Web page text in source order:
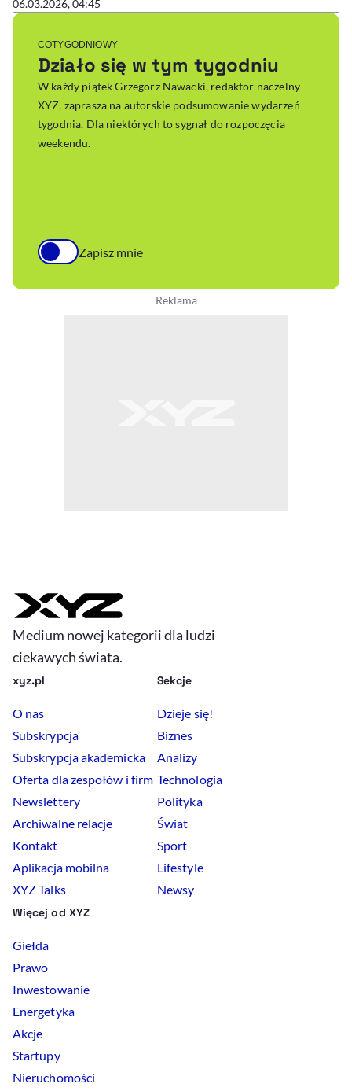
06.03.2026, 04:45
Medium nowej kategorii dla ludzi
ciekawych świata.
xyz.pl
O nas
Subskrypcja
Subskrypcja akademicka
Oferta dla zespołów i firm
Newslettery
Archiwalne relacje
Kontakt
Aplikacja mobilna
XYZ Talks
Sekcje
Dzieje się!
Biznes
Analizy
Technologia
Polityka
Świat
Sport
Lifestyle
Newsy
Więcej od XYZ
Giełda
Prawo
Inwestowanie
Energetyka
Akcje
Startupy
Nieruchomości